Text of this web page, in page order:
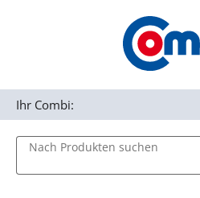
Zur Navigation springen
Nach Produkten suchen
Ihr Combi: